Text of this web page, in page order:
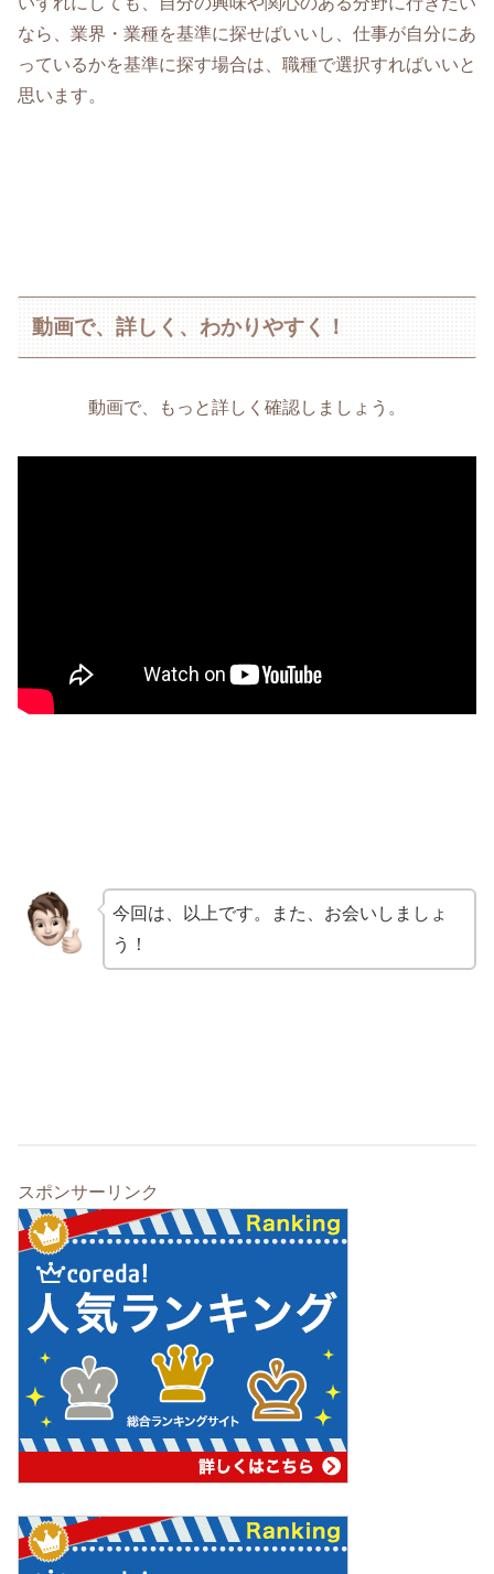
なら、業界・業種を基準に探せばいいし、仕事が自分にあ
っているかを基準に探す場合は、職種で選択すればいいと
思います。
動画で、詳しく、わかりやすく！
動画で、もっと詳しく確認しましょう。
今回は、以上です。また、お会いしましょ
う！
スポンサーリンク